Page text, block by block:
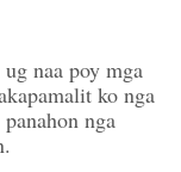
naa poy mga
ko nga
nga